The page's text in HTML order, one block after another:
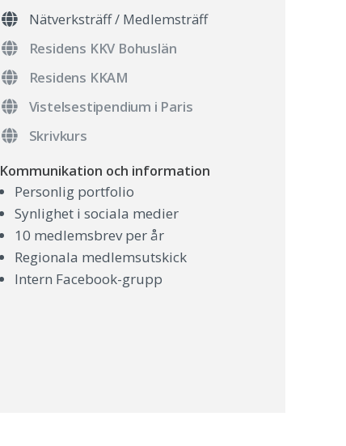
Nätverksträff / Medlemsträff
Residens KKV Bohuslän
Residens KKAM
Vistelsestipendium i Paris
Skrivkurs
Kommunikation och information
Personlig portfolio
Synlighet i sociala medier
10 medlemsbrev per år
Regionala medlemsutskick
Intern Facebook-grupp